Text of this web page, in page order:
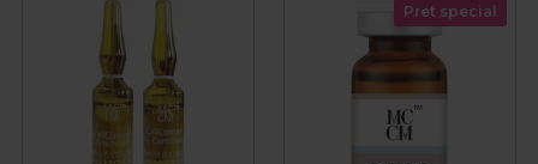
Pret special